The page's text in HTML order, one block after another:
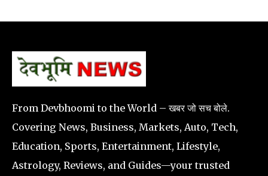
From Devbhoomi to the World – खबर जो सच बोले.
Covering News, Business, Markets, Auto, Tech,
Education, Sports, Entertainment, Lifestyle,
Astrology, Reviews, and Guides—your trusted